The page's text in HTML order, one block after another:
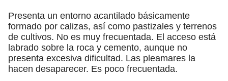
Presenta un entorno acantilado básicamente
formado por calizas, así como pastizales y terrenos
de cultivos. No es muy frecuentada. El acceso está
labrado sobre la roca y cemento, aunque no
presenta excesiva dificultad. Las pleamares la
hacen desaparecer. Es poco frecuentada.